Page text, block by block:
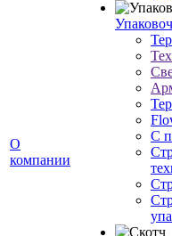
О
компании
С